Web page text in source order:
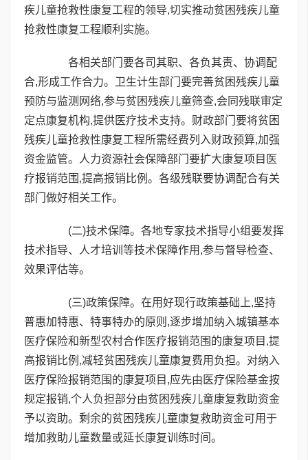
疾儿童抢救性康复工程的领导,切实推动贫困残疾儿童
抢救性康复工程顺利实施。
各相关部门要各司其职、各负其责、协调配
合,形成工作合力。卫生计生部门要完善贫困残疾儿童
预防与监测网络,参与贫困残疾儿童筛查,会同残联审定
定点康复机构,提供医疗技术支持。财政部门要将贫困
残疾儿童抢救性康复工程所需经费列入财政预算,加强
资金监管。人力资源社会保障部门要扩大康复项目医
疗报销范围,提高报销比例。各级残联要协调配合有关
部门做好相关工作。
(二)技术保障。各地专家技术指导小组要发挥
技术指导、人才培训等技术保障作用,参与督导检查、
效果评估等。
(三)政策保障。在用好现行政策基础上,坚持
普惠加特惠、特事特办的原则,逐步增加纳入城镇基本
医疗保险和新型农村合作医疗报销范围的康复项目,提
高报销比例,减轻贫困残疾儿童康复费用负担。对纳入
医疗保险报销范围的康复项目,应先由医疗保险基金按
规定报销,个人负担部分由贫困残疾儿童康复救助资金
予以资助。剩余的贫困残疾儿童康复救助资金可用于
增加救助儿童数量或延长康复训练时间。